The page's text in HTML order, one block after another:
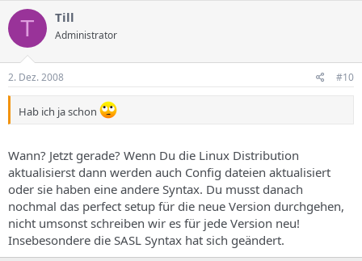
T Till
Administrator
2. Dez. 2008 #10
Hab ich ja schon
Wann? Jetzt gerade? Wenn Du die Linux Distribution
aktualisierst dann werden auch Config dateien aktualisiert
oder sie haben eine andere Syntax. Du musst danach
nochmal das perfect setup für die neue Version durchgehen,
nicht umsonst schreiben wir es für jede Version neu!
Insebesondere die SASL Syntax hat sich geändert.